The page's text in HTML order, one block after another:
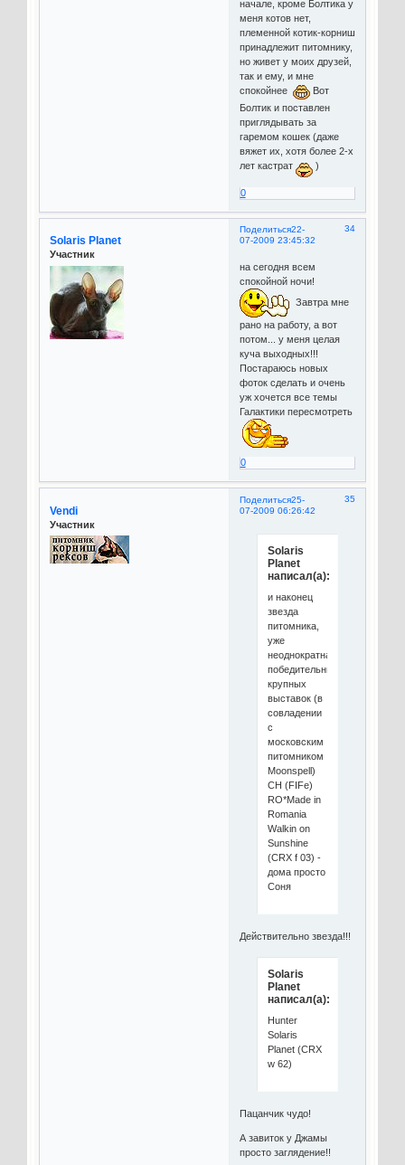
начале, кроме Болтика у
меня котов нет,
племенной котик-корниш
принадлежит питомнику,
но живет у моих друзей,
так и ему, и мне
спокойнее
Вот
Болтик и поставлен
приглядывать за
гаремом кошек (даже
вяжет их, хотя более 2-х
лет кастрат
)
0
Поделиться 34
22-
07-2009 23:45:32
Solaris Planet
Участник
на сегодня всем
спокойной ночи!
Завтра мне
рано на работу, а вот
потом... у меня целая
куча выходных!!!
Постараюсь новых
фоток сделать и очень
уж хочется все темы
Галактики пересмотреть
0
Поделиться 35
25-
07-2009 06:26:42
Vendi
Участник
Solaris
Planet
написал(а):
и наконец
звезда
питомника,
уже
неоднократная
победительница
крупных
выставок (в
совладении
с
московским
питомником
Moonspell)
СH (FIFe)
RO*Made in
Romania
Walkin on
Sunshine
(CRX f 03) -
дома просто
Соня
Действительно звезда!!!
Solaris
Planet
написал(а):
Hunter
Solaris
Planet (CRX
w 62)
Пацанчик чудо!
А завиток у Джамы
просто заглядение!!